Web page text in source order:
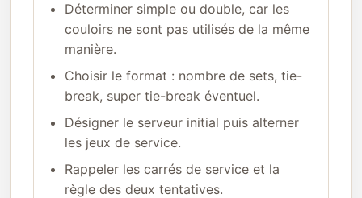
Déterminer simple ou double, car les
couloirs ne sont pas utilisés de la même
manière.
Choisir le format : nombre de sets, tie-
break, super tie-break éventuel.
Désigner le serveur initial puis alterner
les jeux de service.
Rappeler les carrés de service et la
règle des deux tentatives.